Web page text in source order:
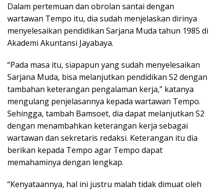
Dalam pertemuan dan obrolan santai dengan
wartawan Tempo itu, dia sudah menjelaskan dirinya
menyelesaikan pendidikan Sarjana Muda tahun 1985 di
Akademi Akuntansi Jayabaya.
“Pada masa itu, siapapun yang sudah menyelesaikan
Sarjana Muda, bisa melanjutkan pendidikan S2 dengan
tambahan keterangan pengalaman kerja,” katanya
mengulang penjelasannya kepada wartawan Tempo.
Sehingga, tambah Bamsoet, dia dapat melanjutkan S2
dengan menambahkan keterangan kerja sebagai
wartawan dan sekretaris redaksi. Keterangan itu dia
berikan kepada Tempo agar Tempo dapat
memahaminya dengan lengkap.
“Kenyataannya, hal ini justru malah tidak dimuat oleh